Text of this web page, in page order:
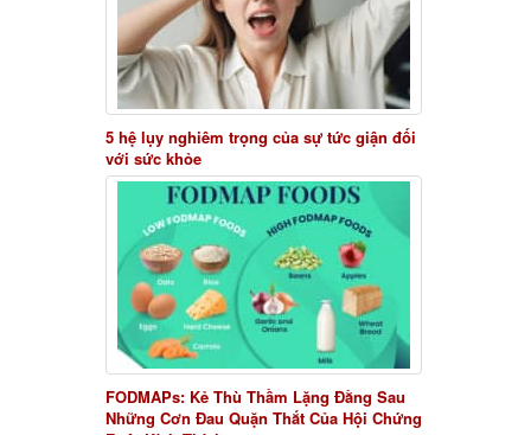
5 hệ lụy nghiêm trọng của sự tức giận đối
với sức khỏe
FODMAPs: Kẻ Thù Thầm Lặng Đằng Sau
Những Cơn Đau Quặn Thắt Của Hội Chứng